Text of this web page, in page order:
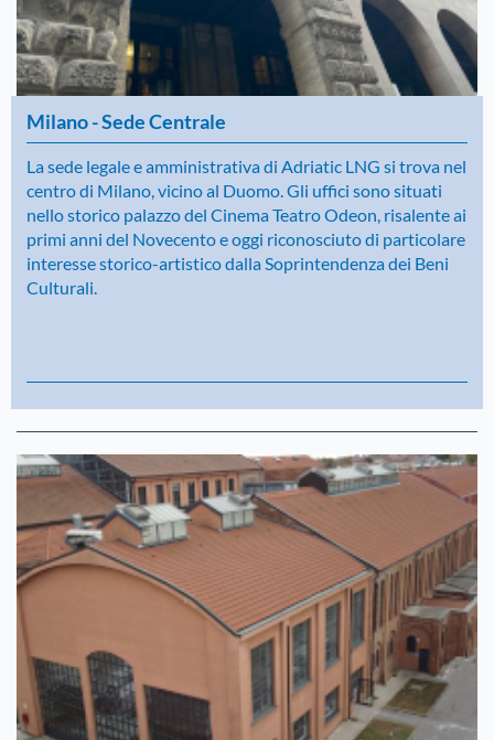
Milano - Sede Centrale
La sede legale e amministrativa di Adriatic LNG si trova nel
centro di Milano, vicino al Duomo. Gli uffici sono situati
nello storico palazzo del Cinema Teatro Odeon, risalente ai
primi anni del Novecento e oggi riconosciuto di particolare
interesse storico-artistico dalla Soprintendenza dei Beni
Culturali.